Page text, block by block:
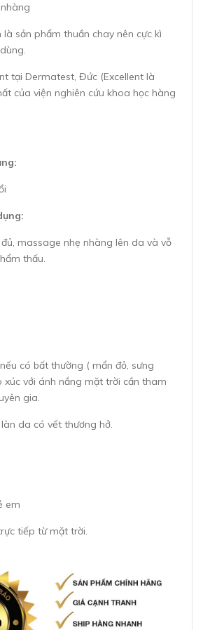
sản phẩm thuần chay nên cực kì
tại Dermatest, Đức (Excellent là
của viện nghiên cứu khoa học hàng
massage nhẹ nhàng lên da và vỗ
thấu.
có bất thường ( mẩn đỏ, sưng
xúc với ánh nắng mặt trời cần tham
gia.
da có vết thương hở.
em
tiếp từ mặt trời.